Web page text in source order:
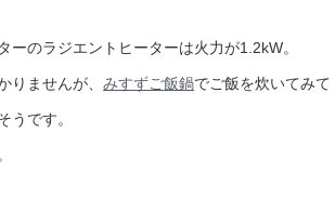
のラジエントヒーターは火力が1.2kW。
りませんが、 みすずご飯鍋でご飯を炊いてみて
うです。